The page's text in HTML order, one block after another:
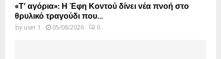
«Τ’ αγόρια»: Η Έφη Κοντού δίνει νέα πνοή στο
θρυλικό τραγούδι που...
by user 1 05/08/2026 0